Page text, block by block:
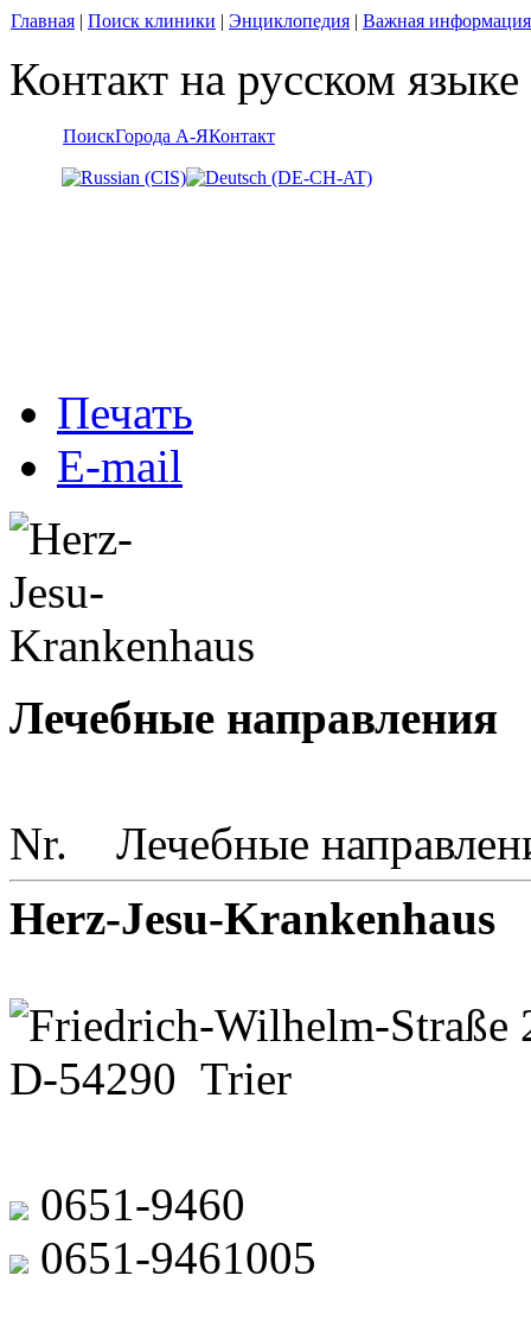
Главная | Поиск клиники | Энциклопедия | Важная информация
Контакт на русском
ПоискГорода А-ЯКонтакт
Печать
E-mail
Лечебные направления
Nr.
Лечебные
Herz-Jesu-Krankenhaus
Friedrich-Wilhelm-Straße
D-54290 Trier
0651-9460
0651-9461005